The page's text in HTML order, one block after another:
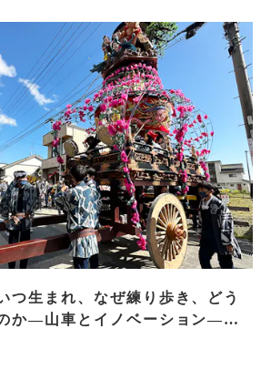
つ生まれ、なぜ練り歩き、どう
か―山車とイノベーション―＜